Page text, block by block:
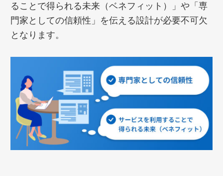
ることで得られる未来（ベネフィット）」や「専
門家としての信頼性」を伝える設計が必要不可欠
となります。